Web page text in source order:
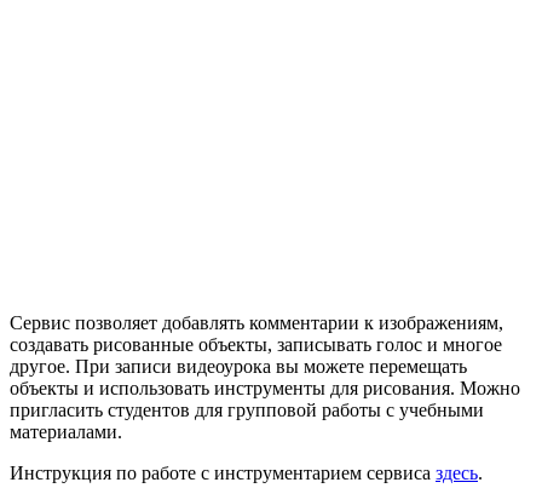
Сервис позволяет добавлять комментарии к изображениям,
создавать рисованные объекты, записывать голос и многое
другое. При записи видеоурока вы можете перемещать
объекты и использовать инструменты для рисования. Можно
пригласить студентов для групповой работы с учебными
материалами.
Инструкция по работе с инструментарием сервиса здесь.